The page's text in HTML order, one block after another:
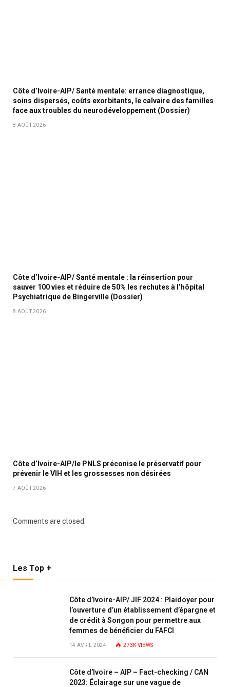
Côte d’Ivoire-AIP/ Santé mentale: errance diagnostique,
soins dispersés, coûts exorbitants, le calvaire des familles
face aux troubles du neurodéveloppement (Dossier)
8 AOÛT 2026
Côte d’Ivoire-AIP/ Santé mentale : la réinsertion pour
sauver 100 vies et réduire de 50% les rechutes à l’hôpital
Psychiatrique de Bingerville (Dossier)
8 AOÛT 2026
Côte d’Ivoire-AIP/le PNLS préconise le préservatif pour
prévenir le VIH et les grossesses non désirées
7 AOÛT 2026
Comments are closed.
Les Top +
Côte d’Ivoire-AIP/ JIF 2024 : Plaidoyer pour
l’ouverture d’un établissement d’épargne et
de crédit à Songon pour permettre aux
femmes de bénéficier du FAFCI
14 AVRIL 2024 273K VIEWS
Côte d’Ivoire – AIP – Fact-checking / CAN
2023: Éclairage sur une vague de